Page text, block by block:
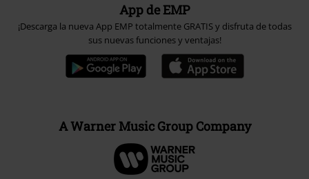
App de EMP
¡Descarga la nueva App EMP totalmente GRATIS y disfruta de todas
sus nuevas funciones y ventajas!
A Warner Music Group Company